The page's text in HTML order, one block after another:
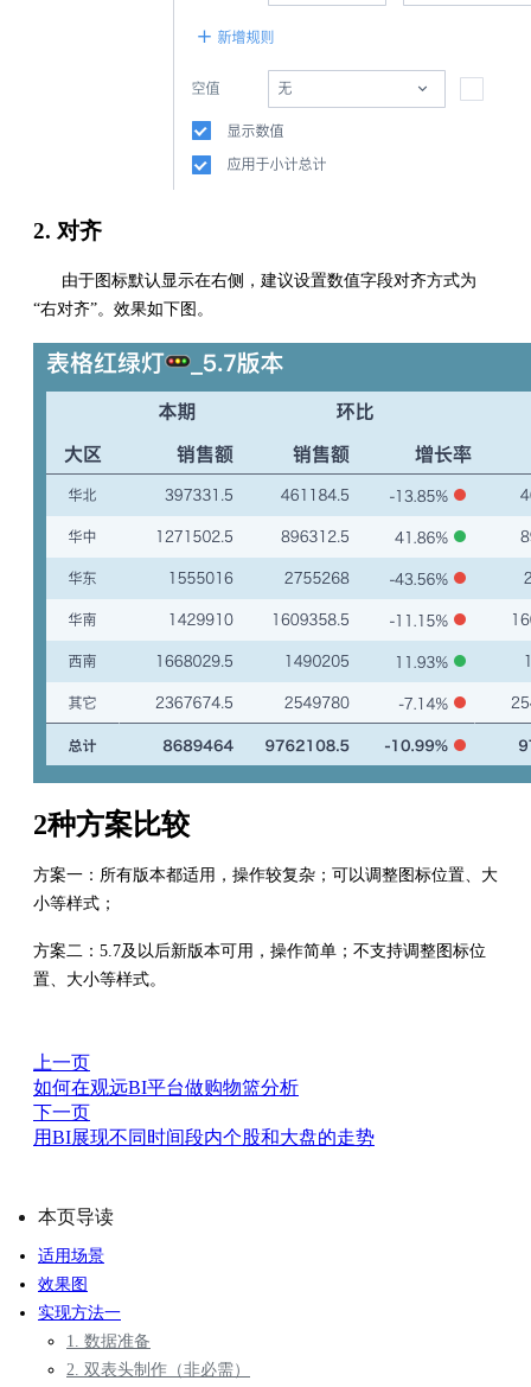
2. 对齐
由于图标默认显示在右侧，建议设置数值字段对齐方式为
“右对齐”。效果如下图。
2种方案比较
方案一：所有版本都适用，操作较复杂；可以调整图标位置、大
小等样式；
方案二：5.7及以后新版本可用，操作简单；不支持调整图标位
置、大小等样式。
上一页
如何在观远BI平台做购物篮分析
下一页
用BI展现不同时间段内个股和大盘的走势
本页导读
适用场景
效果图
实现方法一
1. 数据准备
2. 双表头制作（非必需）